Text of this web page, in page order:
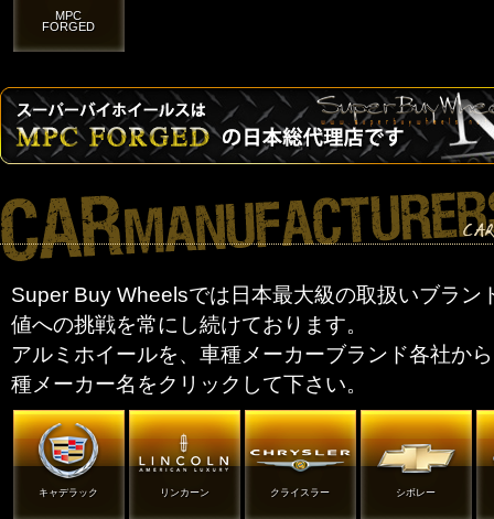
MPC
FORGED
Super Buy Wheelsでは日本最大級の取扱いブラン
値への挑戦を常にし続けております。
アルミホイールを、車種メーカーブランド各社か
種メーカー名をクリックして下さい。
キャデラック リンカーン クライスラー シボレー